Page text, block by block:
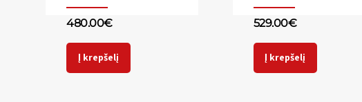
480.00€
Į krepšelį
529.00€
Į krepšelį